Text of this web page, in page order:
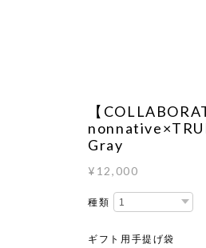
【
Gray
¥12,000
種類
ギフト用手提げ袋